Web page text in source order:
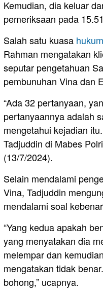
Kemudian, dia keluar
pemeriksaan pada
Salah satu kuasa hukum
Rahman mengatakan
seputar pengetahuan
pembunuhan Vina dan
“Ada 32 pertanyaan,
pertanyaannya adalah
mengetahui kejadian
Tadjuddin di Mabes
(13/7/2024).
Selain mendalami
Vina, Tadjuddin
mendalami soal
“Yang kedua apakah
yang menyatakan dia
melempar dan
mengatakan tidak
bohong,” ucapnya.